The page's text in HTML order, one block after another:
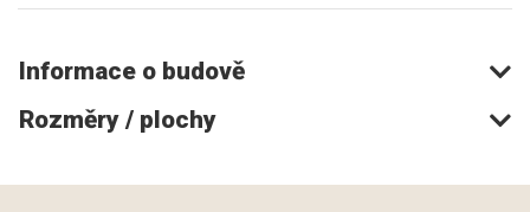
Informace o budově
Rozměry / plochy